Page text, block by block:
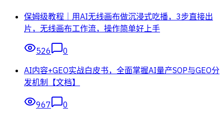
保姆级教程｜用AI无线画布做沉浸式吃播，3步直接出
片，无线画布工作流，操作简单好上手
526
0
AI内容+GEO实战白皮书，全面掌握AI量产SOP与GEO分
发机制【文档】
967
0